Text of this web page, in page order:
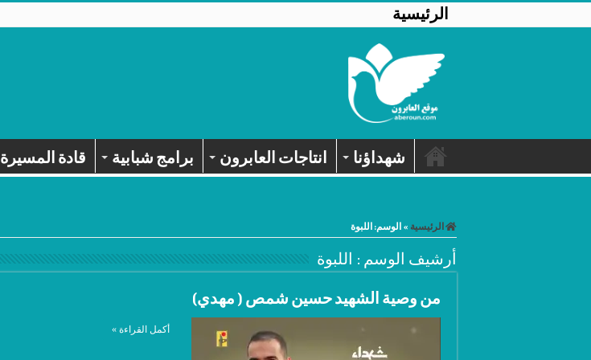
الرئيسية
شهداؤنا انتاجات العابرون برامج شبابية قادة المسيرة
الرئيسية »الوسم:اللبوة
أرشيف الوسم : اللبوة
من وصية الشهيد حسين شمص ( مهدي)
أكمل القراءة »